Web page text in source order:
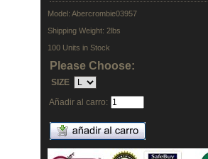
Model: Abercrombie03957
Shipping Weight: 2lbs
100 Units in Stock
Please Choose:
SIZE
Añadir al carro: